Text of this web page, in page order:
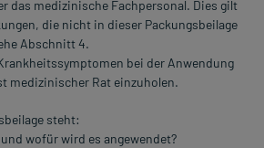
das medizinische Fachpersonal. Dies gilt
die nicht in dieser Packungsbeilage
Abschnitt 4.
bei der Anwendung
medizinischer Rat einzuholen.
steht:
wofür wird es angewendet?